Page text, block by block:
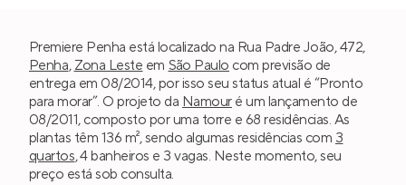
Premiere Penha está localizado na Rua Padre João, 472,
Penha, Zona Leste em São Paulo com previsão de
entrega em 08/2014, por isso seu status atual é “Pronto
para morar”. O projeto da Namouré um lançamento de
08/2011, composto por uma torre e 68 residências. As
plantas têm 136 m², sendo algumas residências com 3
quartos, 4 banheiros e 3 vagas. Neste momento, seu
preço está sob consulta.